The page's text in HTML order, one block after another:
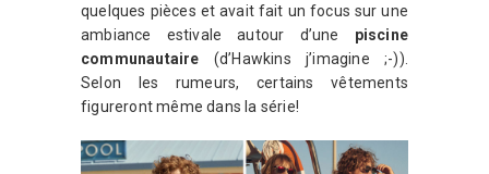
quelques pièces et avait fait un focus sur une
ambiance estivale autour d’une piscine
communautaire (d’Hawkins j’imagine ;-)).
Selon les rumeurs, certains vêtements
figureront même dans la série!